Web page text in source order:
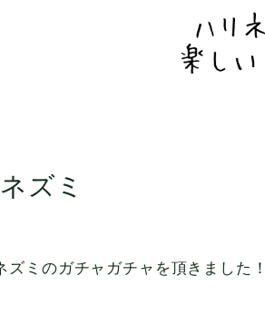
ズミ
ミのガチャガチャを頂きました！